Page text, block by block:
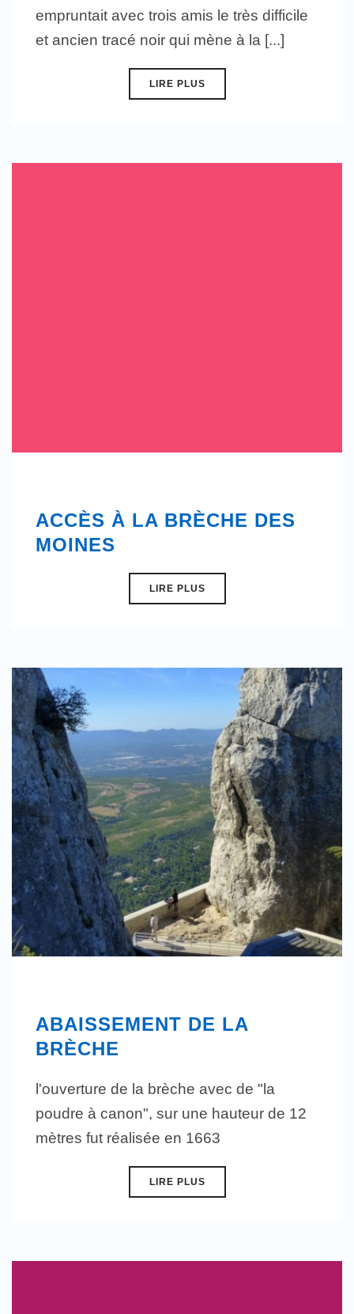
empruntait avec trois amis le très difficile
et ancien tracé noir qui mène à la [...]
LIRE PLUS
ACCÈS À LA BRÈCHE DES
MOINES
LIRE PLUS
ABAISSEMENT DE LA
BRÈCHE
l'ouverture de la brèche avec de "la
poudre à canon", sur une hauteur de 12
mètres fut réalisée en 1663
LIRE PLUS